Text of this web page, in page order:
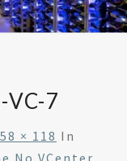
VC-7
× 118 In
No VCenter